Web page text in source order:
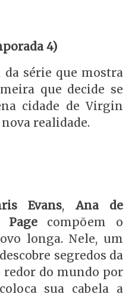
4)
da série que mostra
que decide se
cidade de Virgin
realidade.
Evans, Ana de
Pagecompõem o
longa. Nele, um
segredos da
redor do mundo por
sua cabela a